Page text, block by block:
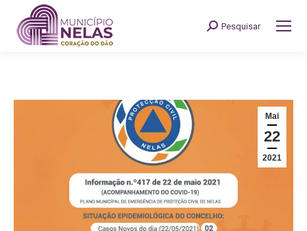
Search:
Pesquisar
Mai
22
2021